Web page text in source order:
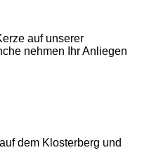
auf unserer
nehmen Ihr Anliegen
dem Klosterberg und